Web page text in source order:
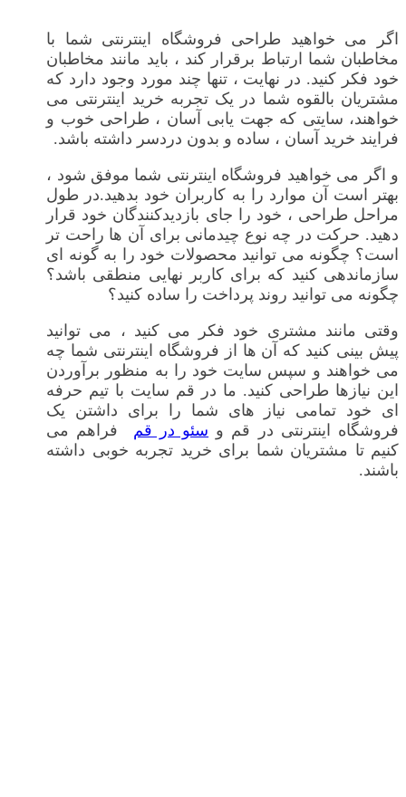
اگر می خواهید طراحی فروشگاه اینترنتی شما با
مخاطبان شما ارتباط برقرار کند ، باید مانند مخاطبان
خود فکر کنید. در نهایت ، تنها چند مورد وجود دارد که
مشتریان بالقوه شما در یک تجربه خرید اینترنتی می
خواهند، سایتی که جهت یابی آسان ، طراحی خوب و
فرایند خرید آسان ، ساده و بدون دردسر داشته باشد.
و اگر می خواهید فروشگاه اینترنتی شما موفق شود ،
بهتر است آن موارد را به کاربران خود بدهید.در طول
مراحل طراحی ، خود را جای بازدیدکنندگان خود قرار
دهید. حرکت در چه نوع چیدمانی برای آن ها راحت تر
است؟ چگونه می توانید محصولات خود را به گونه ای
سازماندهی کنید که برای کاربر نهایی منطقی باشد؟
چگونه می توانید روند پرداخت را ساده کنید؟
وقتی مانند مشتری خود فکر می کنید ، می توانید
پیش بینی کنید که آن ها از فروشگاه اینترنتی شما چه
می خواهند و سپس سایت خود را به منظور برآوردن
این نیازها طراحی کنید. ما در قم سایت با تیم حرفه
ای خود تمامی نیاز های شما را برای داشتن یک
فروشگاه اینترنتی در قم و سئو در قم فراهم می
کنیم تا مشتریان شما برای خرید تجربه خوبی داشته
باشند.